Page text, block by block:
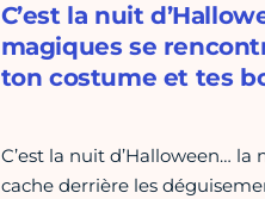
C’est la nuit
magiques se
ton costume et tes
C’est la nuit d’Halloween…
cache derrière les